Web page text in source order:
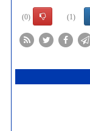
(1)
(0)